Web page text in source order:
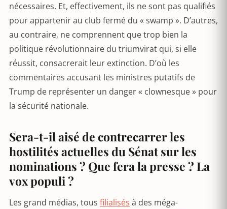
nécessaires. Et, effectivement, ils ne sont pas qualifiés
pour appartenir au club fermé du « swamp ». D’autres,
au contraire, ne comprennent que trop bien la
politique révolutionnaire du triumvirat qui, si elle
réussit, consacrerait leur extinction. D’où les
commentaires accusant les ministres putatifs de
Trump de représenter un danger « clownesque » pour
la sécurité nationale.
Sera-t-il aisé de contrecarrer les
hostilités actuelles du Sénat sur les
nominations ? Que fera la presse ? La
vox populi ?
Les grand médias, tous filialisés à des méga-